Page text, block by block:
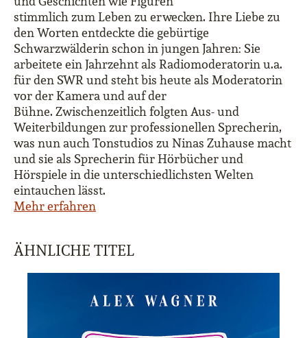
stimmlich zum Leben zu erwecken. Ihre Liebe zu
den Worten entdeckte die gebürtige
Schwarzwälderin schon in jungen Jahren: Sie
arbeitete ein Jahrzehnt als Radiomoderatorin u.a.
für den SWR und steht bis heute als Moderatorin
vor der Kamera und auf der
Bühne. Zwischenzeitlich folgten Aus- und
Weiterbildungen zur professionellen Sprecherin,
was nun auch Tonstudios zu Ninas Zuhause macht
und sie als Sprecherin für Hörbücher und
Hörspiele in die unterschiedlichsten Welten
eintauchen lässt.
Mehr erfahren
ÄHNLICHE TITEL